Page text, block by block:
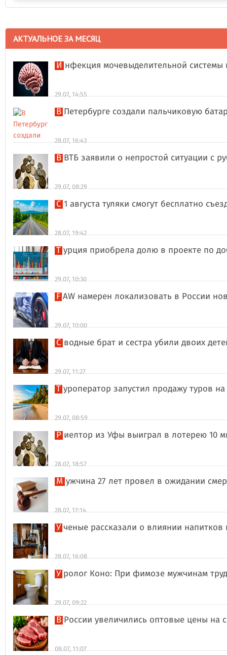
АКТУАЛЬНОЕ ЗА МЕСЯЦ
Инфекция мочевыделительной
29.07, 14:55
В Петербурге создали пальчиковую
28.07, 16:43
В ВТБ заявили о непростой ситуации с
29.07, 08:29
С 1 августа туляки смогут бесплатно
28.07, 19:42
Турция приобрела долю в проекте по
29.07, 10:30
FAW намерен локализовать в России
29.07, 10:00
Сводные брат и сестра убили двоих
29.07, 11:27
Туроператор запустил продажу туров
29.07, 08:59
Риелтор из Уфы выиграл в лотерею 10
28.07, 18:57
Мужчина 27 лет провел в ожидании
28.07, 17:14
Ученые рассказали о влиянии
28.07, 16:08
Уролог Коно: При фимозе мужчинам
29.07, 09:22
В России увеличились оптовые цены на
08.07, 11:07